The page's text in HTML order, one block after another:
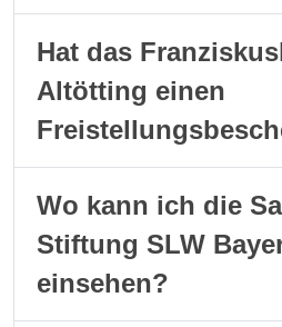
Hat das
Altötting einen
Wo kann ich die
Stiftung SLW
einsehen?